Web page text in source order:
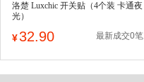
洛楚 Luxchic 开关贴（4个装 卡通夜
光）
¥32.90 最新成交0笔